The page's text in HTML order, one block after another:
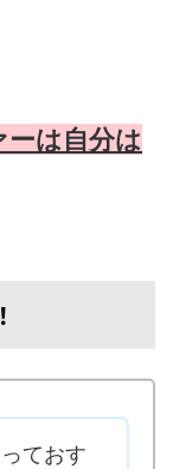
は自分は
ておす